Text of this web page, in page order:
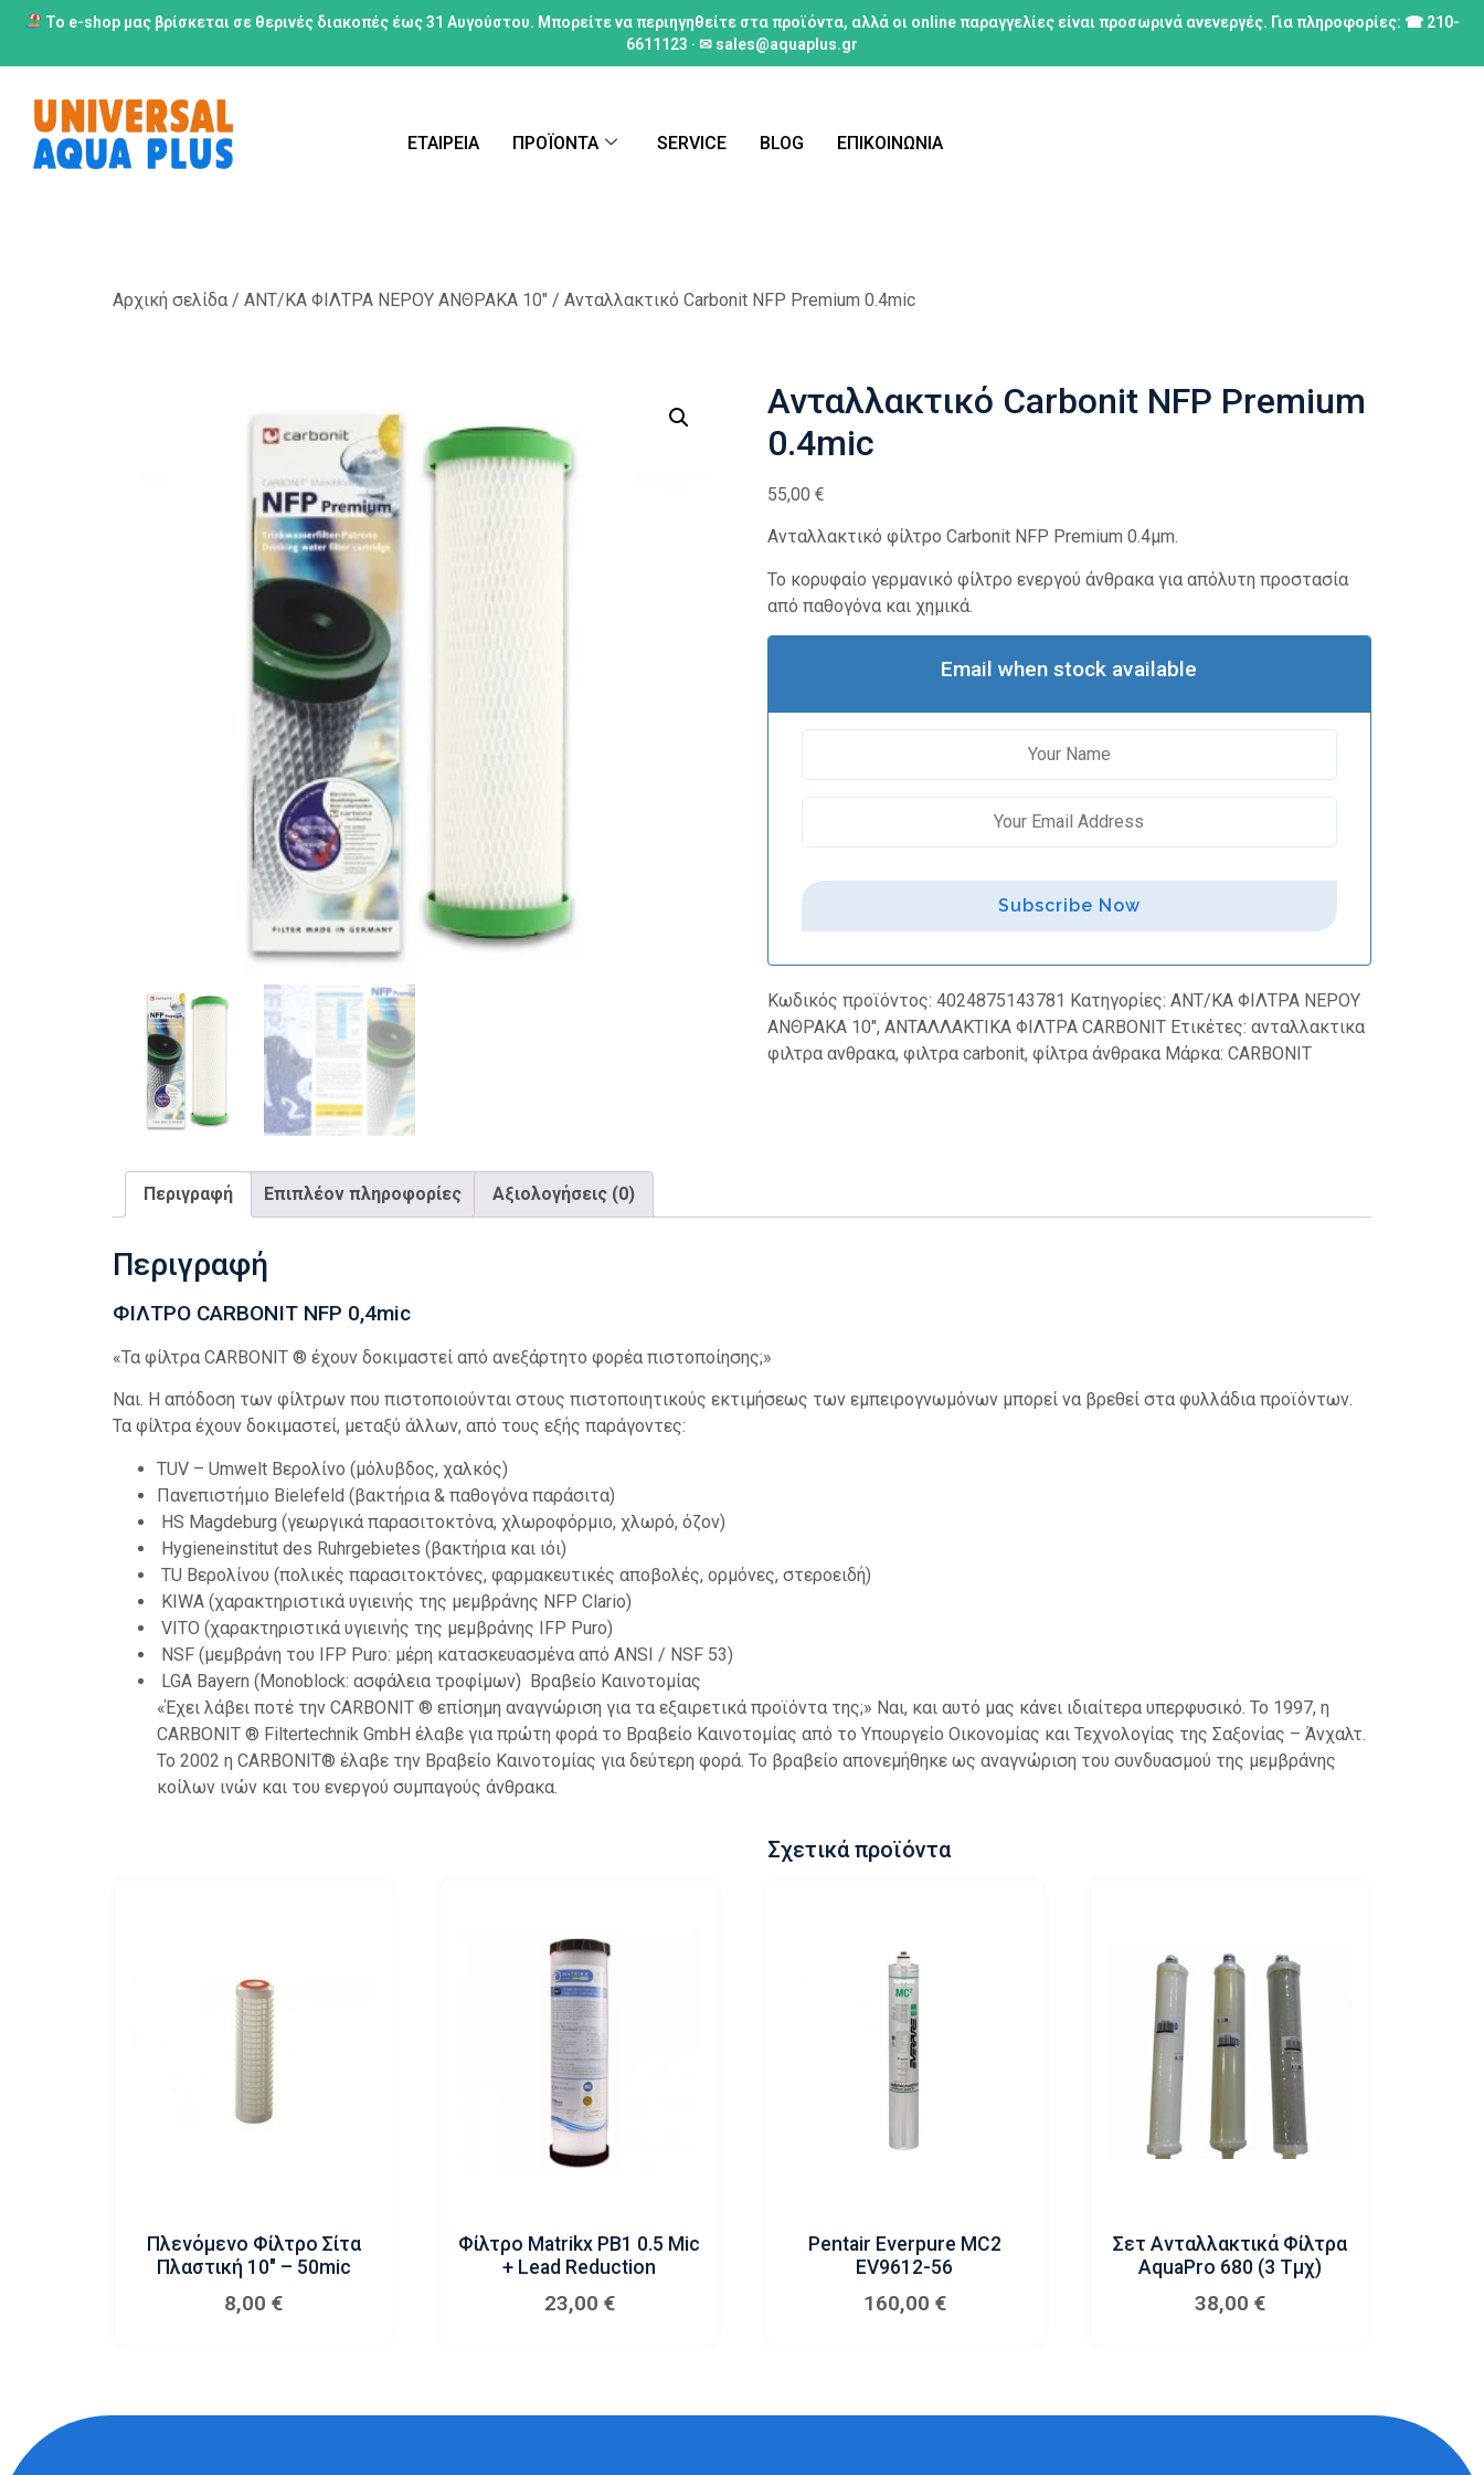
Το e-shop μας βρίσκεται σε θερινές διακοπές έως 31 Αυγούστου. Μπορείτε να περιηγηθείτε στα προϊόντα, αλλά οι online παραγγελίες είναι προσωρινά ανενεργές. Για πληροφορίες: ☎ 210-
6611123 · ✉ sales@aquaplus.gr
ΕΤΑΙΡΕΙΑ ΠΡΟΪΟΝΤΑ SERVICE BLOG ΕΠΙΚΟΙΝΩΝΙΑ
Αρχική σελίδα / ΑΝΤ/ΚΑ ΦΙΛΤΡΑ NΕΡΟΥ ΑΝΘΡΑΚΑ 10" / Ανταλλακτικό Carbonit NFP Premium 0.4mic
Ανταλλακτικό Carbonit NFP Premium
0.4mic
55,00 €
Ανταλλακτικό φίλτρο Carbonit NFP Premium 0.4μm.
Το κορυφαίο γερμανικό φίλτρο ενεργού άνθρακα για απόλυτη προστασία
από παθογόνα και χημικά.
Email when stock available
Subscribe Now
Κωδικός προϊόντος: 4024875143781 Κατηγορίες: ΑΝΤ/ΚΑ ΦΙΛΤΡΑ NΕΡΟΥ
ΑΝΘΡΑΚΑ 10", ΑΝΤΑΛΛΑΚΤΙΚΑ ΦΙΛΤΡΑ CARBONIT Ετικέτες: ανταλλακτικα
φιλτρα ανθρακα, φιλτρα carbonit, φίλτρα άνθρακα Μάρκα: CARBONIT
Περιγραφή Επιπλέον πληροφορίες Αξιολογήσεις (0)
Περιγραφή
ΦΙΛΤΡΟ CARBONIT NFP 0,4mic
«Τα φίλτρα CARBONIT ® έχουν δοκιμαστεί από ανεξάρτητο φορέα πιστοποίησης;»
Ναι. Η απόδοση των φίλτρων που πιστοποιούνται στους πιστοποιητικούς εκτιμήσεως των εμπειρογνωμόνων μπορεί να βρεθεί στα φυλλάδια προϊόντων.
Τα φίλτρα έχουν δοκιμαστεί, μεταξύ άλλων, από τους εξής παράγοντες:
TUV – Umwelt Βερολίνο (μόλυβδος, χαλκός)
Πανεπιστήμιο Bielefeld (βακτήρια & παθογόνα παράσιτα)
HS Magdeburg (γεωργικά παρασιτοκτόνα, χλωροφόρμιο, χλωρό, όζον)
Hygieneinstitut des Ruhrgebietes (βακτήρια και ιόι)
TU Βερολίνου (πολικές παρασιτοκτόνες, φαρμακευτικές αποβολές, ορμόνες, στεροειδή)
KIWA (χαρακτηριστικά υγιεινής της μεμβράνης NFP Clario)
VITO (χαρακτηριστικά υγιεινής της μεμβράνης IFP Puro)
NSF (μεμβράνη του IFP Puro: μέρη κατασκευασμένα από ANSI / NSF 53)
LGA Bayern (Monoblock: ασφάλεια τροφίμων) Βραβείο Καινοτομίας
«Έχει λάβει ποτέ την CARBONIT ® επίσημη αναγνώριση για τα εξαιρετικά προϊόντα της;» Ναι, και αυτό μας κάνει ιδιαίτερα υπερφυσικό. Το 1997, η
CARBONIT ® Filtertechnik GmbH έλαβε για πρώτη φορά το Βραβείο Καινοτομίας από το Υπουργείο Οικονομίας και Τεχνολογίας της Σαξονίας – Άνχαλτ.
Το 2002 η CARBONIT® έλαβε την Βραβείο Καινοτομίας για δεύτερη φορά. Το βραβείο απονεμήθηκε ως αναγνώριση του συνδυασμού της μεμβράνης
κοίλων ινών και του ενεργού συμπαγούς άνθρακα.
Σχετικά προϊόντα
Πλενόμενο Φίλτρο Σίτα
Πλαστική 10″ – 50mic
8,00€
Φίλτρο Matrikx PB1 0.5 Mic
+ Lead Reduction
23,00 €
Pentair Everpure MC2
EV9612-56
160,00 €
Σετ Ανταλλακτικά Φίλτρα
AquaPro 680 (3 Τμχ)
38,00 €